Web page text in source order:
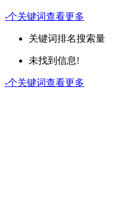
-个关键词查看更多
关键词排名搜索量
未找到信息!
-个关键词查看更多